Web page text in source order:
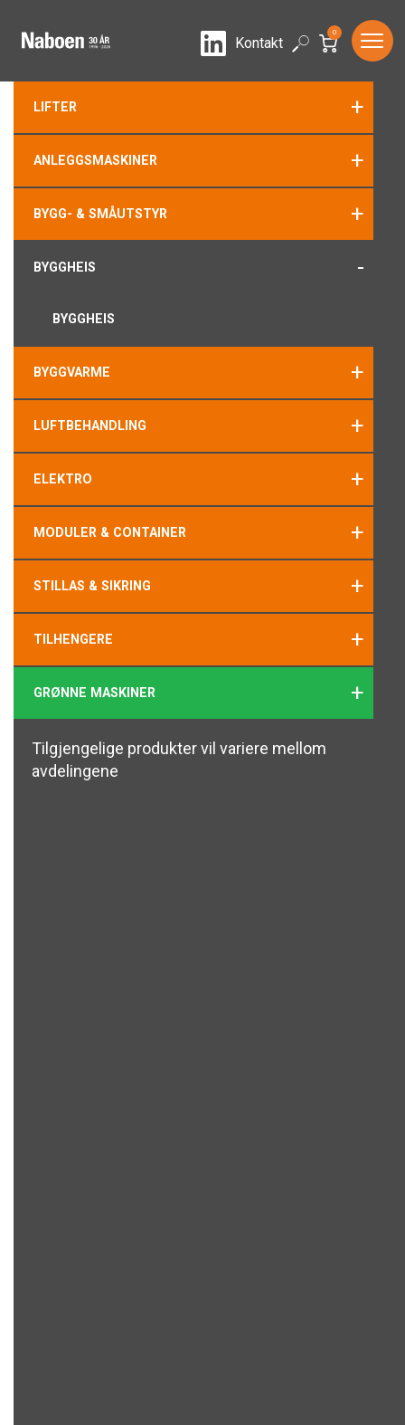
LinkedIn
Kontakt Search
0
LIFTER +
ANLEGGSMASKINER +
BYGG- & SMÅUTSTYR +
BYGGHEIS -
BYGGHEIS
BYGGVARME +
LUFTBEHANDLING +
ELEKTRO +
MODULER & CONTAINER +
STILLAS & SIKRING +
TILHENGERE +
GRØNNE MASKINER +
Tilgjengelige produkter vil variere mellom
avdelingene